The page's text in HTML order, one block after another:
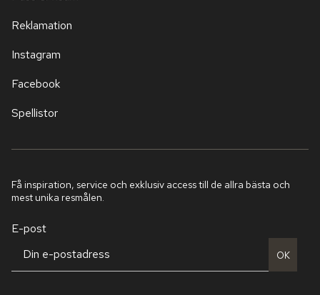
Reklamation
Instagram
Facebook
Spellistor
Få inspiration, service och exklusiv access till de allra bästa och
mest unika resmålen.
E-post
OK